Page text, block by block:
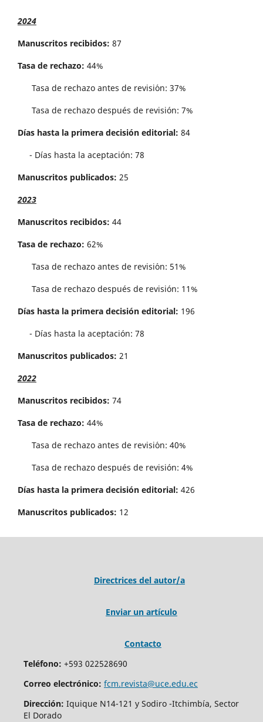
2024
Manuscritos recibidos: 87
Tasa de rechazo: 44%
Tasa de rechazo antes de revisi´on: 37%
Tasa de rechazo después de revisión: 7%
Días hasta la primera decisión editorial: 84
- Días hasta la aceptación: 78
Manuscritos publicados: 25
2023
Manuscritos recibidos: 44
Tasa de rechazo: 62%
Tasa de rechazo antes de revisi´on: 51%
Tasa de rechazo después de revisión: 11%
Días hasta la primera decisión editorial: 196
- Días hasta la aceptación: 78
Manuscritos publicados: 21
2022
Manuscritos recibidos: 74
Tasa de rechazo: 44%
Tasa de rechazo antes de revisi´on: 40%
Tasa de rechazo después de revisión: 4%
Días hasta la primera decisión editorial: 426
Manuscritos publicados: 12
Directrices del autor/a
Enviar un artículo
Contacto
Teléfono: +593 022528690
Correo electrónico: fcm.revista@uce.edu.ec
Dirección: Iquique N14-121 y Sodiro -Itchimbía, Sector
El Dorado